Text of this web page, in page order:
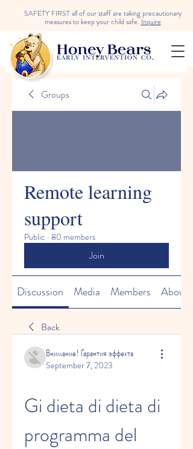
SAFETY FIRST all of our staff are taking precautionary
measures to keep your child safe.Inquire
Groups
Remote learning
support
Public · 80 members
Join
Discussion Media Members About
Back
Внимание! Гарантия эффекта
September 7, 2023
Gi dieta di dieta di
programma del